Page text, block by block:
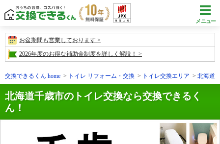
メニュー
お盆期間も営業しております
2026年度のお得な補助金制度を詳しく解説！
交換できるくん home トイレ リフォーム・交換 トイレ交換エリア 北海道
北海道千歳市のトイレ交換なら交換できるく
ん！